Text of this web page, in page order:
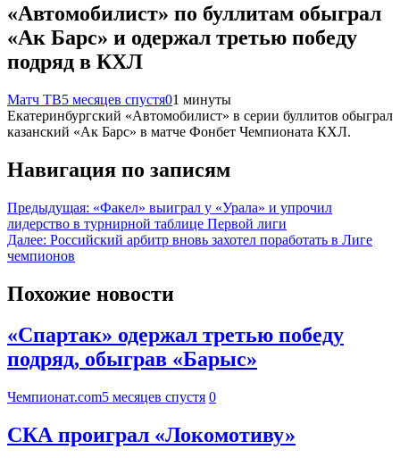
«Автомобилист» по буллитам обыграл
«Ак Барс» и одержал третью победу
подряд в КХЛ
Матч ТВ5 месяцев спустя01 минуты
Екатеринбургский «Автомобилист» в серии буллитов обыграл
казанский «Ак Барс» в матче Фонбет Чемпионата КХЛ.
Навигация по записям
Предыдущая: «Факел» выиграл у «Урала» и упрочил
лидерство в турнирной таблице Первой лиги
Далее: Российский арбитр вновь захотел поработать в Лиге
чемпионов
Похожие новости
«Спартак» одержал третью победу
подряд, обыграв «Барыс»
Чемпионат.com5 месяцев спустя 0
СКА проиграл «Локомотиву»